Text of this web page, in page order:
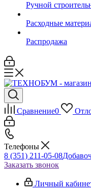
Ручной
Расходные
Распродажа
Сравнение0
Телефоны
8 (351) 211-05-08
Заказать звонок
Личный